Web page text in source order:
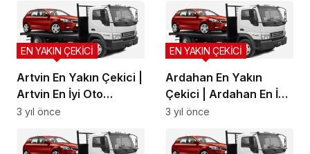
Artvin En Yakın Çekici |
Artvin En İyi Oto
Kurtarma, Artvin Yol
EN YAKIN ÇEKİCİ
3 yıl önce
Ardahan En Yakın
Çekici | Ardahan En İyi
Oto Kurtarma, Ardahan
EN YAKIN ÇEKİCİ
3 yıl önce